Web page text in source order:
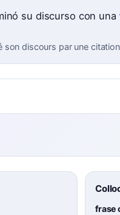
su discurso con una
son discours par une
frase